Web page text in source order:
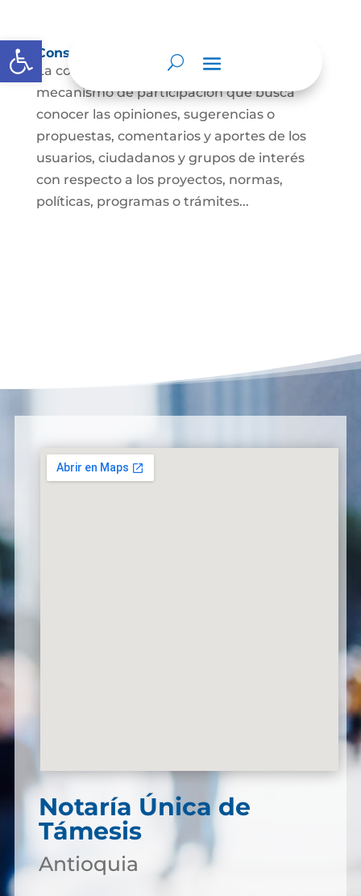
Abrir barra de herramientas
Consulta ciudadana
La consulta a la ciudadanía es un
mecanismo de participación que busca
conocer las opiniones, sugerencias o
propuestas, comentarios y aportes de los
usuarios, ciudadanos y grupos de interés
con respecto a los proyectos, normas,
políticas, programas o trámites...
Notaría Única de
Támesis
Antioquia